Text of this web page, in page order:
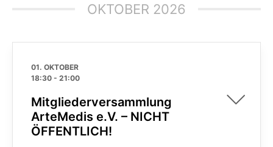
OKTOBER 2026
01. OKTOBER
18:30 - 21:00
Mitgliederversammlung
ArteMedis e.V. – NICHT
ÖFFENTLICH!